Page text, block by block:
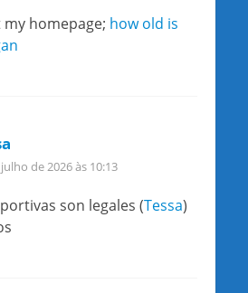
homepage; how old is
de 2026 às 10:13
son legales (Tessa)